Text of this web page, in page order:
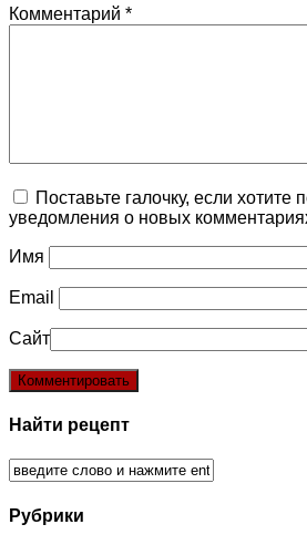
Комментарий *
Поставьте галочку, если хотите
уведомления о новых
Имя
Email
Сайт
Найти рецепт
Рубрики